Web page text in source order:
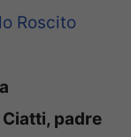
Roscito
padre